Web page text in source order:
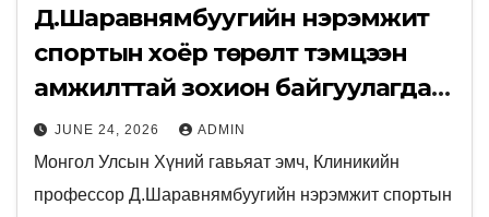
Д.Шаравнямбуугийн нэрэмжит
спортын хоёр төрөлт тэмцээн
амжилттай зохион байгуулагдаж
байна.
JUNE 24, 2026 ADMIN
Монгол Улсын Хүний гавьяат эмч, Клиникийн
профессор Д.Шаравнямбуугийн нэрэмжит спортын